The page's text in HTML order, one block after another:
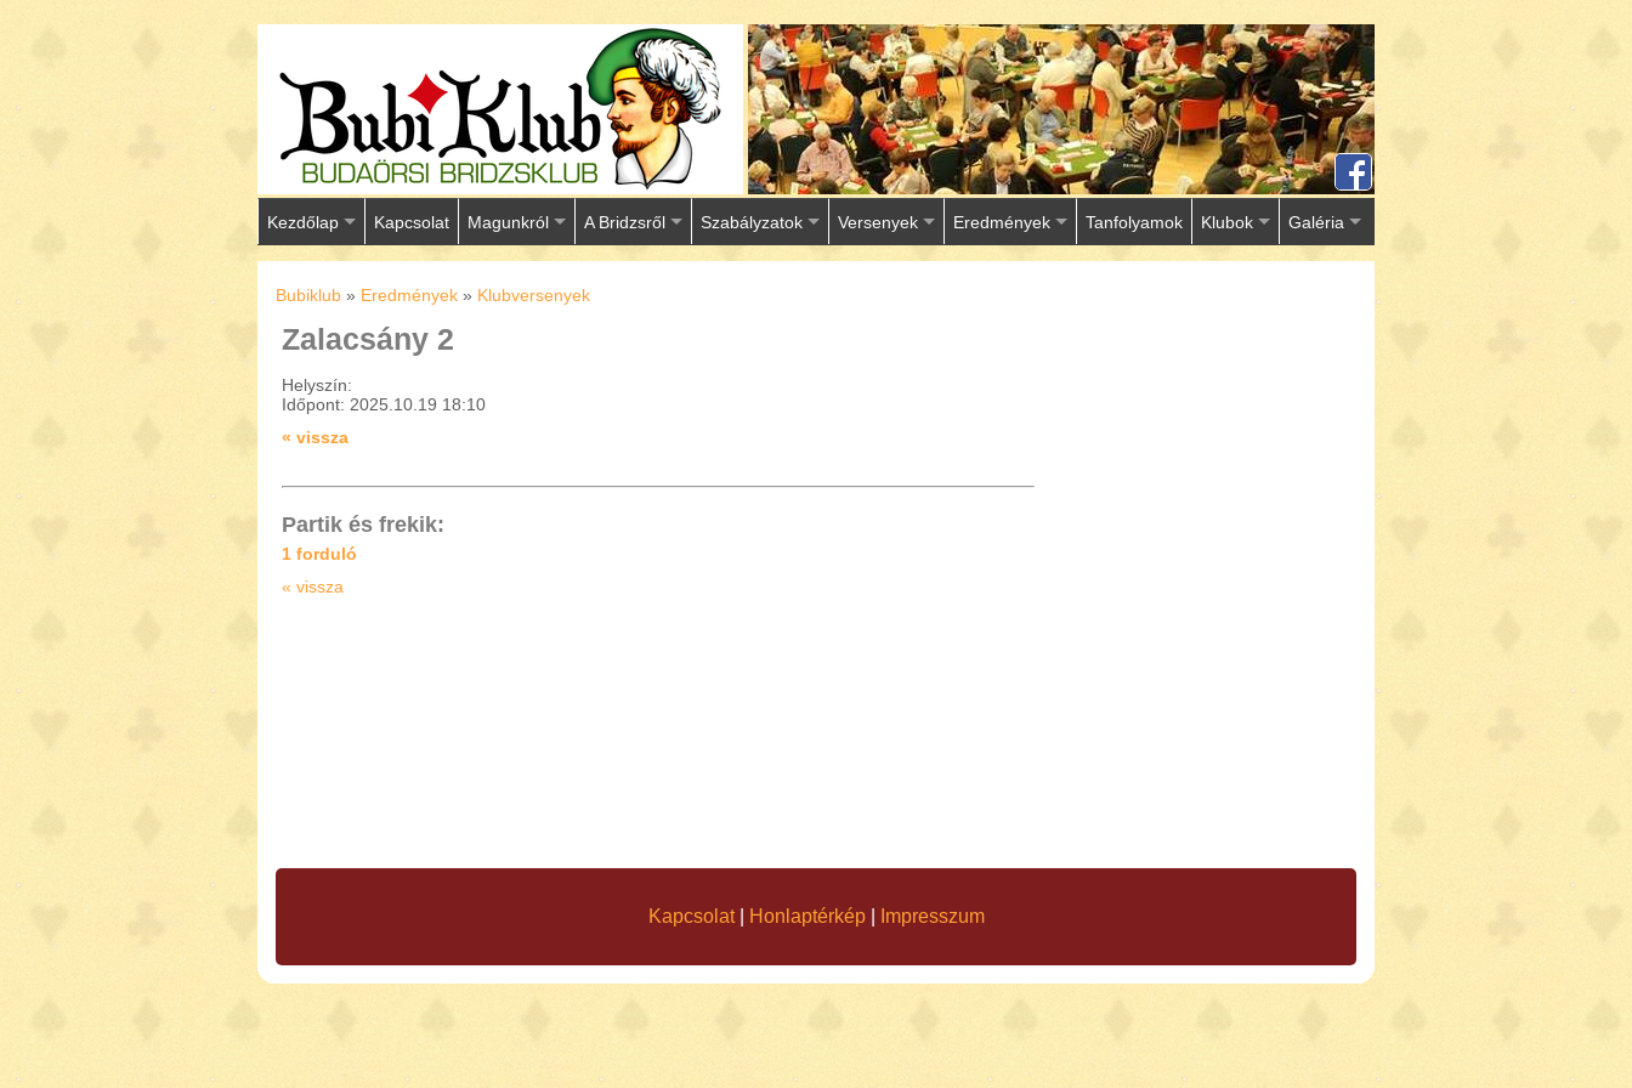
Kezdőlap Kapcsolat Magunkról A Bridzsről Szabályzatok Versenyek Eredmények Tanfolyamok Klubok Galéria
Bubiklub » Eredmények » Klubversenyek
Zalacsány 2
Helyszín:
Időpont: 2025.10.19 18:10
« vissza
Partik és frekik:
1 forduló
« vissza
Kapcsolat| Honlaptérkép| Impresszum